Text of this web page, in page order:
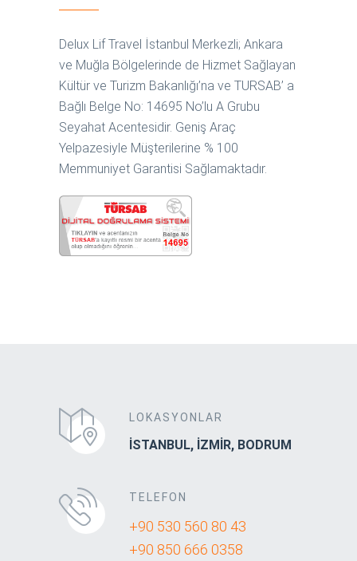
Delux Lif Travel İstanbul Merkezli; Ankara
ve Muğla Bölgelerinde de Hizmet Sağlayan
Kültür ve Turizm Bakanlığı’na ve TURSAB’ a
Bağlı Belge No: 14695 No’lu A Grubu
Seyahat Acentesidir. Geniş Araç
Yelpazesiyle Müşterilerine % 100
Memmuniyet Garantisi Sağlamaktadır.
LOKASYONLAR
İSTANBUL, İZMİR, BODRUM
TELEFON
+90 530 560 80 43
+90 850 666 0358